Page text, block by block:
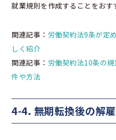
就業規則を作成することをおす
関連記事： 労働契約法9条が定
しく紹介
関連記事： 労働契約法10条の
件や方法
4-4. 無期転換後の解